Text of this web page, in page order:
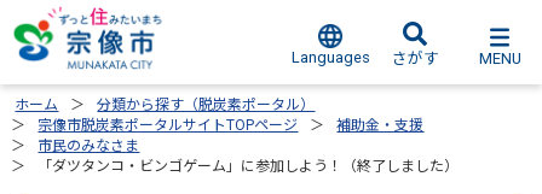
Languages さがす MENU
ホーム
分類から探す（脱炭素ポータル）
宗像市脱炭素ポータルサイトTOPページ
補助金・支援
市民のみなさま
「ダツタンコ・ビンゴゲーム」に参加しよう！（終了しました）